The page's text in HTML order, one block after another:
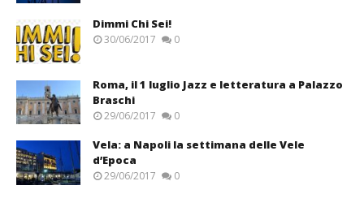
Dimmi Chi Sei!
30/06/2017 0
Roma, il 1 luglio Jazz e letteratura a Palazzo
Braschi
29/06/2017 0
Vela: a Napoli la settimana delle Vele
d’Epoca
29/06/2017 0